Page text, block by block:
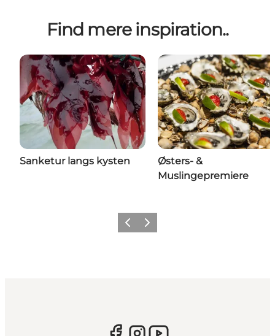
Find mere inspiration..
Sanketur langs kysten
Østers- &
Muslingepremiere
Forrige billede
Næste billede